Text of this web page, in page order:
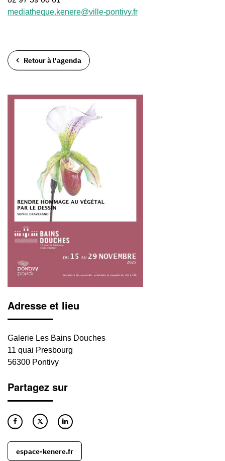
mediatheque.kenere@ville-pontivy.fr
Retour à l'agenda
Adresse et lieu
Galerie Les Bains Douches
11 quai Presbourg
56300 Pontivy
Partagez sur
espace-kenere.fr